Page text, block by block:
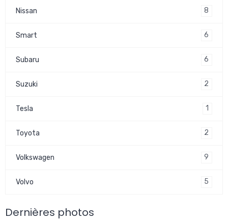
Nissan 8
Smart 6
Subaru 6
Suzuki 2
Tesla 1
Toyota 2
Volkswagen 9
Volvo 5
Dernières photos